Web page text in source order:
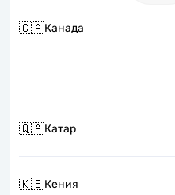
🇨🇦Канада
🇶🇦Катар
🇰🇪Кения